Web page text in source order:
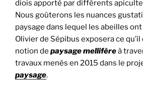
diois apporté par différents
Nous goûterons les nuances
paysage dans lequel les abeilles
Olivier de Sépibus exposera ce
notion de paysage mellifèreà
travaux menés en 2015 dans le
paysage.